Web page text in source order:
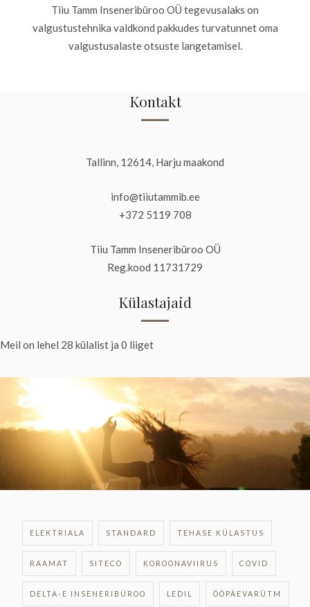
Tiiu Tamm Inseneribüroo OÜ tegevusalaks on
valgustustehnika valdkond pakkudes turvatunnet oma
valgustusalaste otsuste langetamisel.
Kontakt
Tallinn, 12614, Harju maakond
info@tiiutammib.ee
+372 5119 708
Tiiu Tamm Inseneribüroo OÜ
Reg.kood 11731729
Külastajaid
Meil on lehel 28 külalist ja 0 liiget
ELEKTRIALA STANDARD TEHASE KÜLASTUS
RAAMAT SITECO KOROONAVIIRUS COVID
DELTA-E INSENERIBÜROO LEDIL ÖÖPÄEVARÜTM